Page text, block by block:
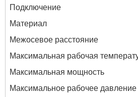
Подключение
Материал
Межосевое расстояние
Максимальная рабочая
Максимальная мощность
Максимальное рабочее давление